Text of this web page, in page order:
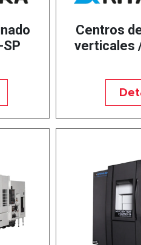
Centros
verticales